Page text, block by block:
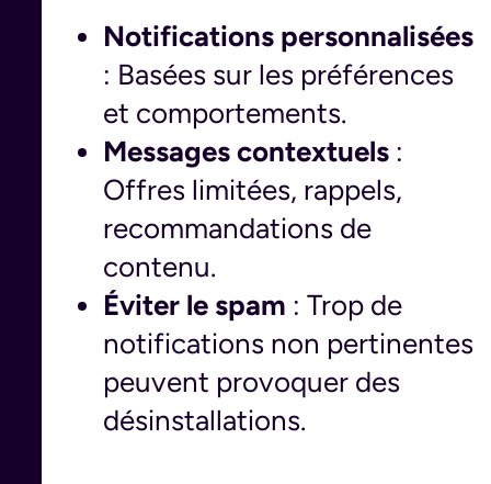
Notifications personnalisées
: Basées sur les préférences
et comportements.
Messages contextuels:
Offres limitées, rappels,
recommandations de
contenu.
Éviter le spam : Trop de
notifications non pertinentes
peuvent provoquer des
désinstallations.